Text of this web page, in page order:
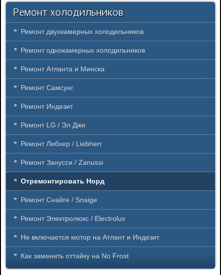
Ремонт холодильников
Ремонт двухкамерных холодильников
Ремонт однокамерных холодильников
Ремонт Атланта и Минска
Ремонт Самсунг
Ремонт Индезит
Ремонт LG / Эл Джи
Ремонт Либхер / Liebherr
Ремонт Занусси / Zanussi
Отремонтировать Норд
Ремонт Снайге / Snaige
Ремонт Электролюкс / Electrolux
Не включается мотор на Атлант и Индезит
Как заменить оттайку на No Frost